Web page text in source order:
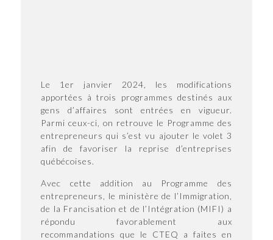
Le 1er janvier 2024, les modifications
apportées à trois programmes destinés aux
gens d’affaires sont entrées en vigueur.
Parmi ceux-ci, on retrouve le Programme des
entrepreneurs qui s’est vu ajouter le volet 3
afin de favoriser la reprise d’entreprises
québécoises.
Avec cette addition au Programme des
entrepreneurs, le ministère de l’Immigration,
de la Francisation et de l’Intégration (MIFI) a
répondu favorablement aux
recommandations que le CTEQ a faites en